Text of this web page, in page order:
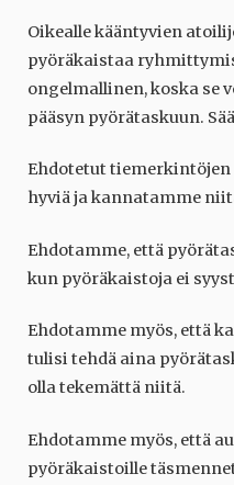
Oikealle kääntyvien
pyöräkaistaa
ongelmallinen, koska se
pääsyn pyörätaskuun.
Ehdotetut
hyviä ja kannatamme
Ehdotamme, että
kun pyöräkaistoja ei
Ehdotamme myös, että
tulisi tehdä aina
olla tekemättä niitä.
Ehdotamme myös, että
pyöräkaistoille